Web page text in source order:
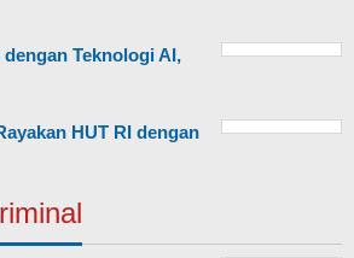
Teknologi AI,
HUT RI dengan